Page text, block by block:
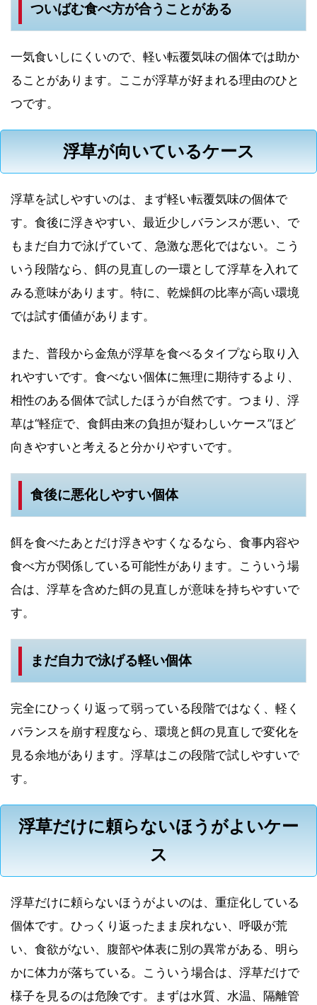
ついばむ食べ方が合うことがある
一気食いしにくいので、軽い転覆気味の個体では助か
ることがあります。ここが浮草が好まれる理由のひと
つです。
浮草が向いているケース
浮草を試しやすいのは、まず軽い転覆気味の個体で
す。食後に浮きやすい、最近少しバランスが悪い、で
もまだ自力で泳げていて、急激な悪化ではない。こう
いう段階なら、餌の見直しの一環として浮草を入れて
みる意味があります。特に、乾燥餌の比率が高い環境
では試す価値があります。
また、普段から金魚が浮草を食べるタイプなら取り入
れやすいです。食べない個体に無理に期待するより、
相性のある個体で試したほうが自然です。つまり、浮
草は“軽症で、食餌由来の負担が疑わしいケース”ほど
向きやすいと考えると分かりやすいです。
食後に悪化しやすい個体
餌を食べたあとだけ浮きやすくなるなら、食事内容や
食べ方が関係している可能性があります。こういう場
合は、浮草を含めた餌の見直しが意味を持ちやすいで
す。
まだ自力で泳げる軽い個体
完全にひっくり返って弱っている段階ではなく、軽く
バランスを崩す程度なら、環境と餌の見直しで変化を
見る余地があります。浮草はこの段階で試しやすいで
す。
浮草だけに頼らないほうがよいケー
ス
浮草だけに頼らないほうがよいのは、重症化している
個体です。ひっくり返ったまま戻れない、呼吸が荒
い、食欲がない、腹部や体表に別の異常がある、明ら
かに体力が落ちている。こういう場合は、浮草だけで
様子を見るのは危険です。まずは水質、水温、隔離管